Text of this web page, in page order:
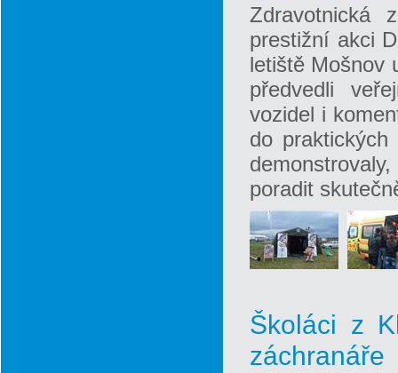
Zdravotnická
prestižní akci
letiště Mošnov
předvedli
vozidel i
do
poradit
Školáci z
záchranáře